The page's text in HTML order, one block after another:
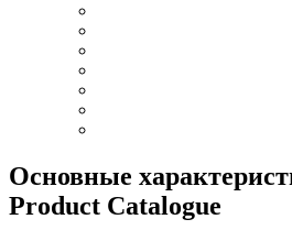
Основные
Product Catalogue